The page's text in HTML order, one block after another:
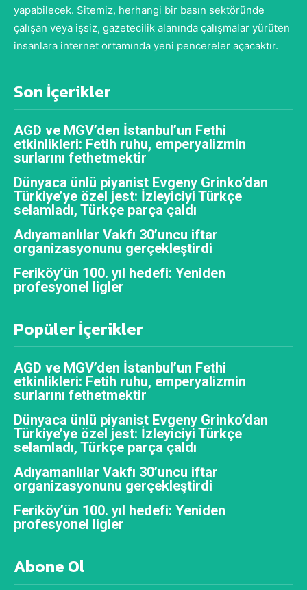
yapabilecek. Sitemiz, herhangi bir basın sektöründe
çalışan veya işsiz, gazetecilik alanında çalışmalar yürüten
insanlara internet ortamında yeni pencereler açacaktır.
Son İçerikler
AGD ve MGV’den İstanbul’un Fethi
etkinlikleri: Fetih ruhu, emperyalizmin
surlarını fethetmektir
Dünyaca ünlü piyanist Evgeny Grinko’dan
Türkiye’ye özel jest: İzleyiciyi Türkçe
selamladı, Türkçe parça çaldı
Adıyamanlılar Vakfı 30’uncu iftar
organizasyonunu gerçekleştirdi
Feriköy’ün 100. yıl hedefi: Yeniden
profesyonel ligler
Popüler İçerikler
AGD ve MGV’den İstanbul’un Fethi
etkinlikleri: Fetih ruhu, emperyalizmin
surlarını fethetmektir
Dünyaca ünlü piyanist Evgeny Grinko’dan
Türkiye’ye özel jest: İzleyiciyi Türkçe
selamladı, Türkçe parça çaldı
Adıyamanlılar Vakfı 30’uncu iftar
organizasyonunu gerçekleştirdi
Feriköy’ün 100. yıl hedefi: Yeniden
profesyonel ligler
Abone Ol